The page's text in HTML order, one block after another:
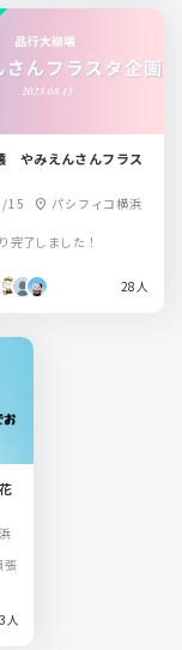
やみえんさんフラス
15 location_on パシフィコ横浜
完了しました！
28人
張
人